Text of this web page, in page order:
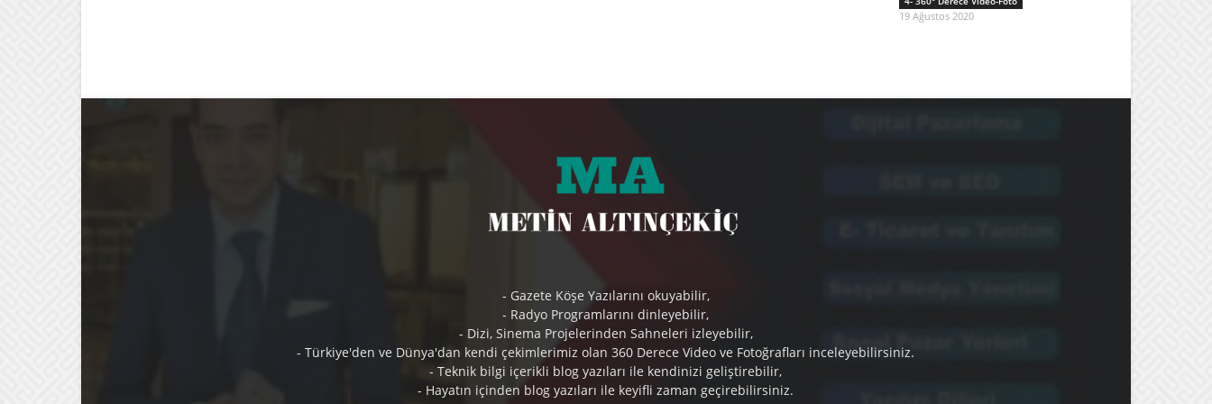
19 Ağustos 2020
- Gazete Köşe Yazılarını okuyabilir,
- Radyo Programlarını dinleyebilir,
- Dizi, Sinema Projelerinden Sahneleri izleyebilir,
- Türkiye'den ve Dünya'dan kendi çekimlerimiz olan 360 Derece Video ve Fotoğrafları inceleyebilirsiniz.
- Teknik bilgi içerikli blog yazıları ile kendinizi geliştirebilir,
- Hayatın içinden blog yazıları ile keyifli zaman geçirebilirsiniz.